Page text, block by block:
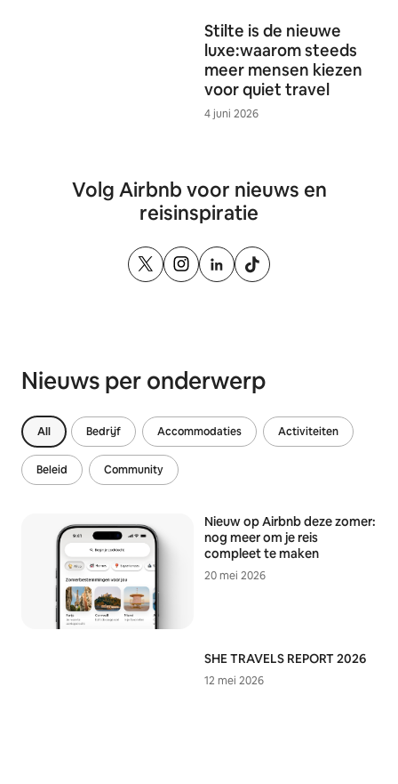
Stilte is de nieuwe
luxe:waarom steeds
meer mensen kiezen
voor quiet travel
4 juni 2026
Volg Airbnb voor nieuws en
reisinspiratie
Nieuws per onderwerp
All Bedrijf Accommodaties Activiteiten
Beleid Community
Nieuw op Airbnb deze zomer:
nog meer om je reis
compleet te maken
20 mei 2026
SHE TRAVELS REPORT 2026
12 mei 2026